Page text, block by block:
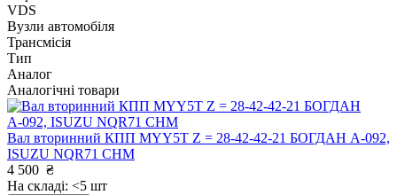
VDS
Вузли автомобіля
Трансмісія
Тип
Аналог
Аналогічні товари
Вал вторинний КПП MYY5T Z = 28-42-42-21 БОГДАН А-092,
ISUZU NQR71 CHM
4 500 ₴
На складі: <5 шт